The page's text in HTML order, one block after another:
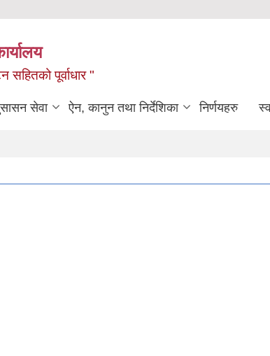
पूर्वाधार "
सेवा ऐन, कानुन तथा निर्देशिका निर्णयहरु